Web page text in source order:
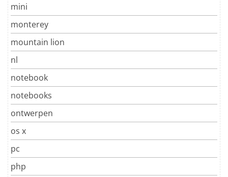
mini
monterey
mountain lion
nl
notebook
notebooks
ontwerpen
os x
pc
php